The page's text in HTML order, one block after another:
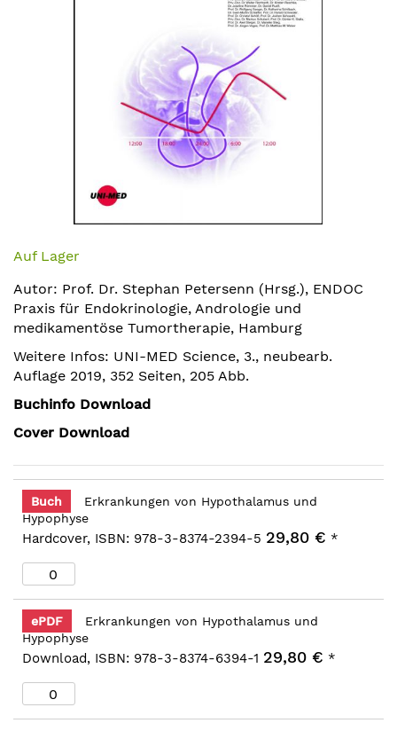
Anfang
Bildergalerie
springen
Auf Lager
Autor: Prof. Dr. Stephan Petersenn (Hrsg.), ENDOC
Praxis für Endokrinologie, Andrologie und
medikamentöse Tumortherapie, Hamburg
Weitere Infos: UNI-MED Science, 3., neubearb.
Auflage 2019, 352 Seiten, 205 Abb.
Buchinfo Download
Cover Download
Buch
Erkrankungen von Hypothalamus und
Hypophyse
Hardcover, ISBN: 978-3-8374-2394-5 29,80 € *
ePDF
Erkrankungen von Hypothalamus und
Hypophyse
Download, ISBN: 978-3-8374-6394-1 29,80 € *